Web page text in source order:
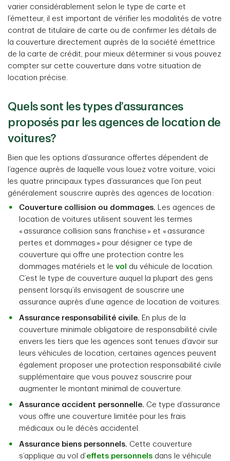
varier considérablement selon le type de carte et
l’émetteur, il est important de vérifier les modalités de votre
contrat de titulaire de carte ou de confirmer les détails de
la couverture directement auprès de la société émettrice
de la carte de crédit, pour mieux déterminer si vous pouvez
compter sur cette couverture dans votre situation de
location précise.
Quels sont les types d’assurances
proposés par les agences de location de
voitures?
Bien que les options d’assurance offertes dépendent de
l’agence auprès de laquelle vous louez votre voiture, voici
les quatre principaux types d’assurances que l’on peut
généralement souscrire auprès des agences de location :
Couverture collision ou dommages. Les agences de
location de voitures utilisent souvent les termes
« assurance collision sans franchise » et « assurance
pertes et dommages » pour désigner ce type de
couverture qui offre une protection contre les
dommages matériels et le vol
du véhicule de location.
C’est le type de couverture auquel la plupart des gens
pensent lorsqu’ils envisagent de souscrire une
assurance auprès d’une agence de location de voitures.
Assurance responsabilité civile. En plus de la
couverture minimale obligatoire de responsabilité civile
envers les tiers que les agences sont tenues d’avoir sur
leurs véhicules de location, certaines agences peuvent
également proposer une protection responsabilité civile
supplémentaire que vous pouvez souscrire pour
augmenter le montant minimal de couverture.
Assurance accident personnelle. Ce type d’assurance
vous offre une couverture limitée pour les frais
médicaux ou le décès accidentel.
Assurance biens personnels. Cette couverture
s’applique au vol d’effets personnels dans le véhicule